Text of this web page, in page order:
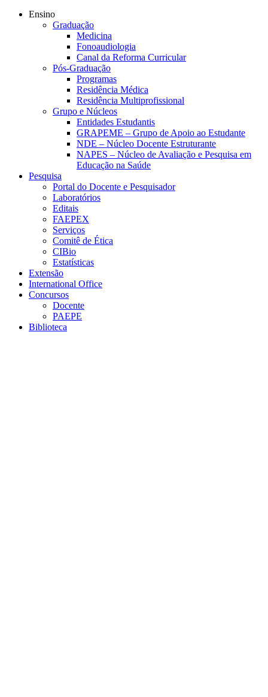
Ensino
Graduação
Medicina
Fonoaudiologia
Canal da Reforma Curricular
Pós-Graduação
Programas
Residência Médica
Residência Multiprofissional
Grupo e Núcleos
Entidades Estudantis
GRAPEME – Grupo de Apoio ao Estudante
NDE – Núcleo Docente Estruturante
NAPES – Núcleo de Avaliação e Pesquisa em
Educação na Saúde
Pesquisa
Portal do Docente e Pesquisador
Laboratórios
Editais
FAEPEX
Serviços
Comitê de Ética
CIBio
Estatísticas
Extensão
International Office
Concursos
Docente
PAEPE
Biblioteca